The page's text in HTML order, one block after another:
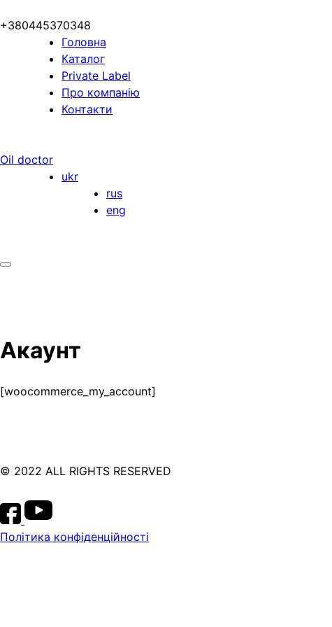
+380445370348
Головна
Каталог
Private Label
Про компанію
Контакти
Oil doctor
ukr
rus
eng
Акаунт
[woocommerce_my_account]
© 2022 ALL RIGHTS RESERVED
Політика конфіденційності